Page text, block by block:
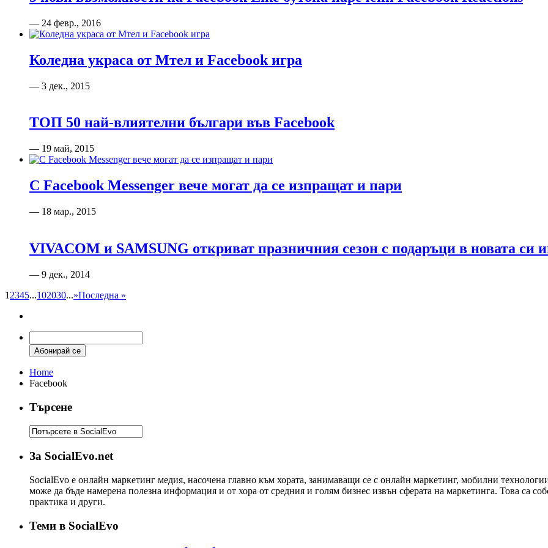
— 24 февр., 2016
Коледна украса от Мтел и Facebook игра
— 3 дек., 2015
ТОП 50 най-влиятелни българи във Facebook
— 19 май, 2015
С Facebook Messenger вече могат да се изпращат и пари
— 18 мар., 2015
VIVACOM и SAMSUNG откриват празничния сезон с подаръци в новата си
— 9 дек., 2014
1 2345...102030...»Последна »
Home
Facebook
Търсене
За SocialEvo.net
SocialEvo е онлайн маркетинг медия, насочена главно към хората, занимаващи се с онлайн маркетинг, мобилни
може да бъде намерена полезна информация и от хора от средния и голям бизнес извън сферата на маркетинга. Това са
практика и други.
Теми в SocialEvo